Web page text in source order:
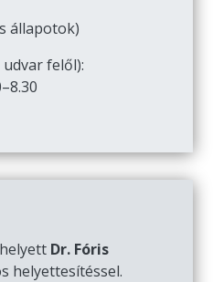
állapotok)
felől):
helyett Dr. Fóris
helyettesítéssel.